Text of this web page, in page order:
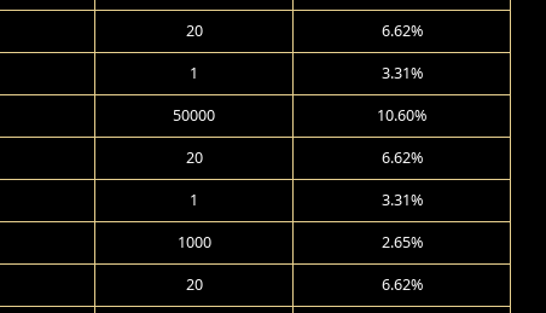
20 6.62%
1 3.31%
50000 10.60%
20 6.62%
1 3.31%
1000 2.65%
20 6.62%